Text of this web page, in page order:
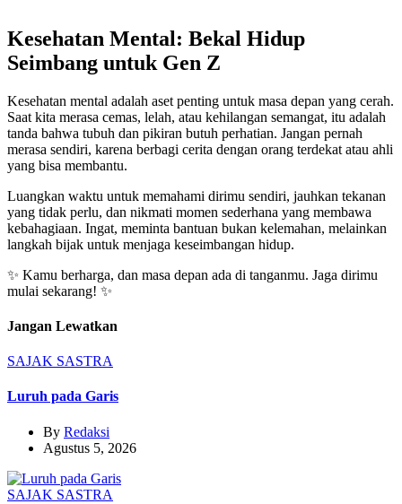
Kesehatan Mental: Bekal Hidup
Seimbang untuk Gen Z
Kesehatan mental adalah aset penting untuk masa depan yang cerah.
Saat kita merasa cemas, lelah, atau kehilangan semangat, itu adalah
tanda bahwa tubuh dan pikiran butuh perhatian. Jangan pernah
merasa sendiri, karena berbagi cerita dengan orang terdekat atau ahli
yang bisa membantu.
Luangkan waktu untuk memahami dirimu sendiri, jauhkan tekanan
yang tidak perlu, dan nikmati momen sederhana yang membawa
kebahagiaan. Ingat, meminta bantuan bukan kelemahan, melainkan
langkah bijak untuk menjaga keseimbangan hidup.
✨ Kamu berharga, dan masa depan ada di tanganmu. Jaga dirimu
mulai sekarang! ✨
Jangan Lewatkan
SAJAK SASTRA
Luruh pada Garis
By Redaksi
Agustus 5, 2026
SAJAK SASTRA